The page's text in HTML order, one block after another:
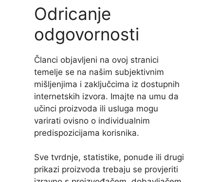
Odricanje
odgovornosti
Članci objavljeni na ovoj stranici
temelje se na našim subjektivnim
mišljenjima i zaključcima iz dostupnih
internetskih izvora. Imajte na umu da
učinci proizvoda ili usluga mogu
varirati ovisno o individualnim
predispozicijama korisnika.
Sve tvrdnje, statistike, ponude ili drugi
prikazi proizvoda trebaju se provjeriti